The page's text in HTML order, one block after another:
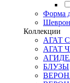
Форма
Шеврон
Коллекции
АГАТ
АГАТ
БЛУЗЫ